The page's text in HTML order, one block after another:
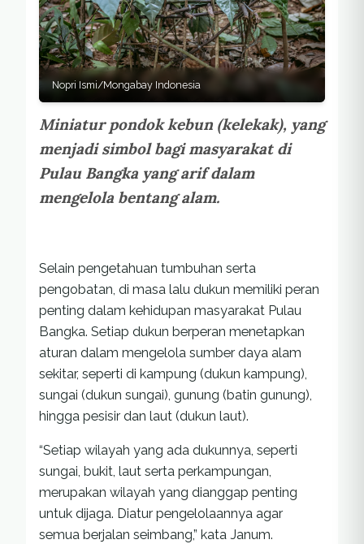
Nopri Ismi/Mongabay Indonesia
Miniatur pondok kebun (kelekak), yang
menjadi simbol bagi masyarakat di
Pulau Bangka yang arif dalam
mengelola bentang alam.
Selain pengetahuan tumbuhan serta
pengobatan, di masa lalu dukun memiliki peran
penting dalam kehidupan masyarakat Pulau
Bangka. Setiap dukun berperan menetapkan
aturan dalam mengelola sumber daya alam
sekitar, seperti di kampung (dukun kampung),
sungai (dukun sungai), gunung (batin gunung),
hingga pesisir dan laut (dukun laut).
“Setiap wilayah yang ada dukunnya, seperti
sungai, bukit, laut serta perkampungan,
merupakan wilayah yang dianggap penting
untuk dijaga. Diatur pengelolaannya agar
semua berjalan seimbang,” kata Janum.